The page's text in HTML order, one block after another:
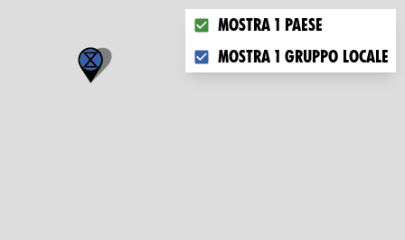
Choose what you want to
Mostra 1 paese
Mostra 1 gruppo locale